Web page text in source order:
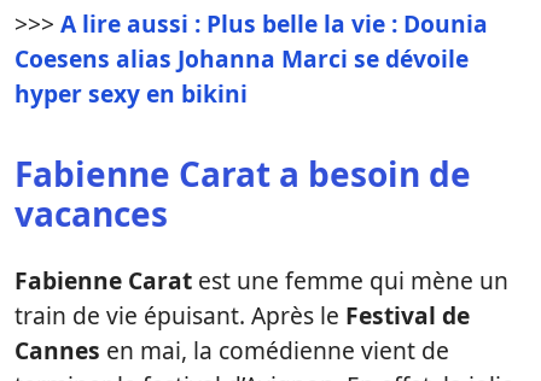
>>> A lire aussi : Plus belle la vie : Dounia
Coesens alias Johanna Marci se dévoile
hyper sexy en bikini
Fabienne Carat a besoin de
vacances
Fabienne Carat est une femme qui mène un
train de vie épuisant. Après le Festival de
Cannes en mai, la comédienne vient de